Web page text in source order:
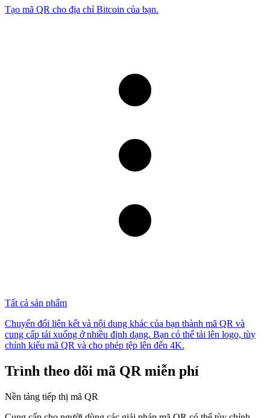
Tạo mã QR cho địa chỉ Bitcoin của bạn.
Tất cả sản phẩm
Chuyển đổi liên kết và nội dung khác của bạn thành mã QR và
cung cấp tải xuống ở nhiều định dạng. Bạn có thể tải lên logo, tùy
chỉnh kiểu mã QR và cho phép tệp lên đến 4K.
Trình theo dõi mã QR miễn phí
Nền tảng tiếp thị mã QR